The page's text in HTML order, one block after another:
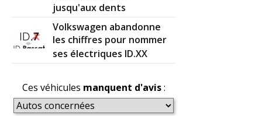
jusqu'aux dents
Volkswagen abandonne
les chiffres pour nommer
ses électriques ID.XX
Ces véhicules manquent d'avis: